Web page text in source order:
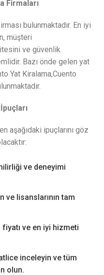
Firmaları
bulunmaktadır. En iyi
müşteri
ve güvenlik
Bazı önde gelen yat
Yat Kiralama,Cuento
aşağıdaki ipuçlarını göz
ve deneyimi
ve lisanslarının tam
ve en iyi hizmeti
inceleyin ve tüm
olun.